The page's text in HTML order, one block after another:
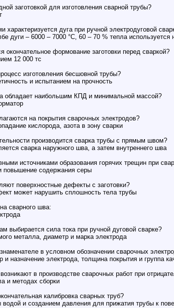
заготовкой для изготовления сварной трубы?
характеризуется дуга при ручной электродуговой
дуги – 6000 – 7000 °С, 60 – 70 % тепла используется
окончательное формование заготовки перед сваркой?
12 000 тс
изготовления бесшовной трубы?
и испытанием на прочность
обладает наибольшим КПД и минимальной массой?
на покрытия сварочных электродов?
кислорода, азота в зону сварки
производится сварка трубы с прямым швом?
сварка наружного шва, а затем внутреннего шва
источниками образования горячих трещин при
повышение содержания серы
поверхностные дефекты с заготовки?
может нарушить сплошность тела трубы
сварного шва:
выбирается сила тока при ручной дуговой сварке?
металла, диаметр и марка электрода
в условном обозначении сварочных
и назначение электрода, толщина покрытия и группа
в производстве сварочных работ при
и методах сборки
калибровка сварных труб?
водой и созданием давления для прижатия трубы к